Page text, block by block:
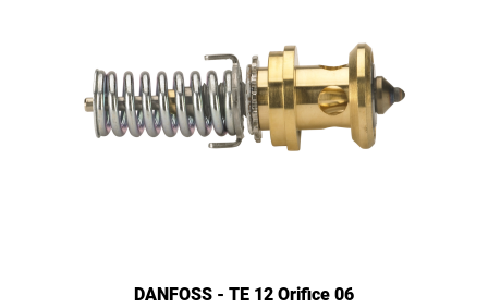
DANFOSS - TE 12 Orifice 06